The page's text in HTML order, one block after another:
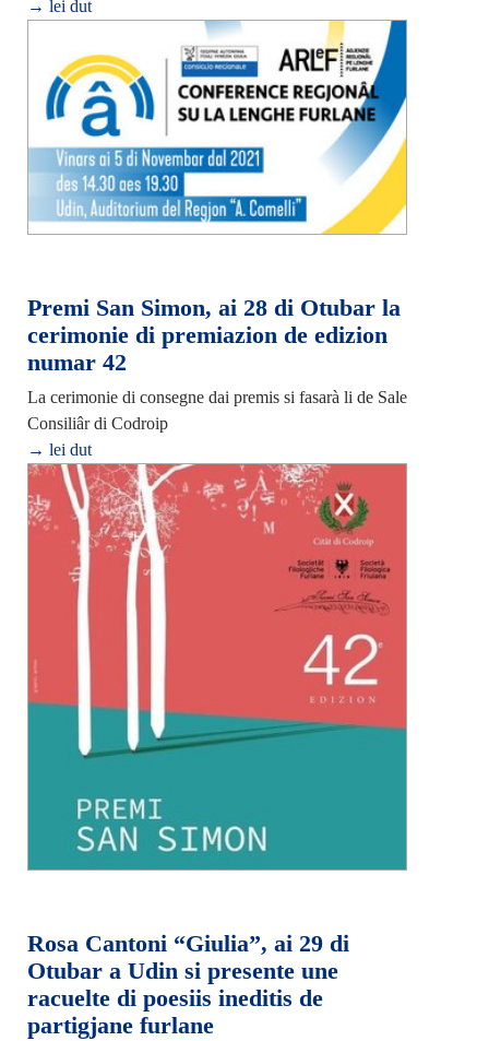
→ lei dut
Premi San Simon, ai 28 di Otubar la
cerimonie di premiazion de edizion
numar 42
La cerimonie di consegne dai premis si fasarà li de Sale
Consiliâr di Codroip
→ lei dut
Rosa Cantoni “Giulia”, ai 29 di
Otubar a Udin si presente une
racuelte di poesiis ineditis de
partigjane furlane